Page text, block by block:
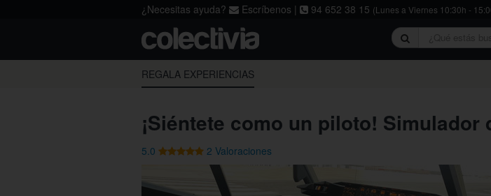
¿Necesitas ayuda? Escríbenos | 94 652 38 15 (Lunes a Viernes 10:30h -
Acepto lostérminos , la política de privacidad
REGALA EXPERIENCIAS
¡Siéntete como un piloto!
5.0 2 Valoraciones